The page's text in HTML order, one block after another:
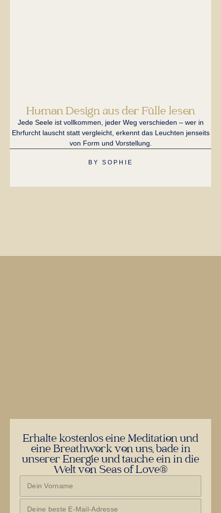
Human Design aus der Fülle lesen
Jede Seele ist vollkommen, jeder Weg verschieden – wer in
Ehrfurcht lauscht statt vergleicht, erkennt das Leuchten jenseits
von Form und Vorstellung.
BY SOPHIE
Erhalte kostenlos eine Meditation und
eine Breathwork von uns, bade in
unserer Energie und tauche ein in die
Welt von Seas of Love®